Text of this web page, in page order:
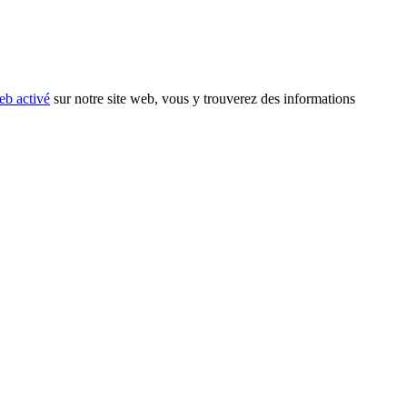
activé sur notre site web, vous y trouverez des informations